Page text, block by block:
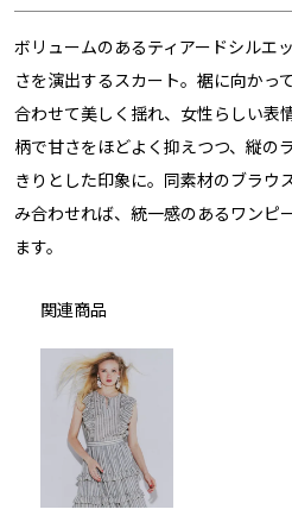
ボリュームのあるティアードシルエ
さを演出するスカート。裾に向かっ
合わせて美しく揺れ、女性らしい表
柄で甘さをほどよく抑えつつ、縦の
きりとした印象に。同素材のブラウ
み合わせれば、統一感のあるワンピ
ます。
関連商品